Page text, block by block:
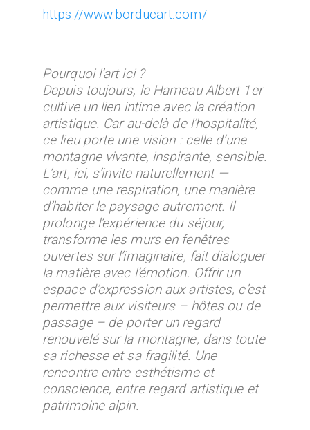
https://www.borducart.com/
Pourquoi l’art ici ?
Depuis toujours, le Hameau Albert 1er
cultive un lien intime avec la création
artistique. Car au-delà de l’hospitalité,
ce lieu porte une vision : celle d’une
montagne vivante, inspirante, sensible.
L’art, ici, s’invite naturellement —
comme une respiration, une manière
d’habiter le paysage autrement. Il
prolonge l’expérience du séjour,
transforme les murs en fenêtres
ouvertes sur l’imaginaire, fait dialoguer
la matière avec l’émotion. Offrir un
espace d’expression aux artistes, c’est
permettre aux visiteurs – hôtes ou de
passage – de porter un regard
renouvelé sur la montagne, dans toute
sa richesse et sa fragilité. Une
rencontre entre esthétisme et
conscience, entre regard artistique et
patrimoine alpin.